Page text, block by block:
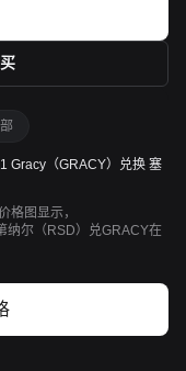
Gracy（GRACY）兑换 塞
格图显示，
纳尔（RSD）兑GRACY在